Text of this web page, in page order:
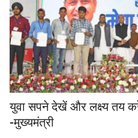
युवा सपने देखें और लक्ष्य तय
-मुख्यमंत्री